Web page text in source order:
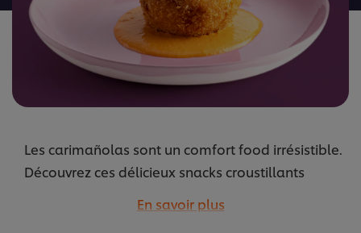
Les carimañolas sont un comfort food irrésistible.
Découvrez ces délicieux snacks croustillants
viande, d'épices et de légumes.
En savoir plus